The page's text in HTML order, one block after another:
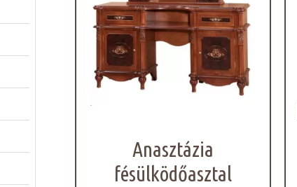
Anasztázia
fésülködőasztal